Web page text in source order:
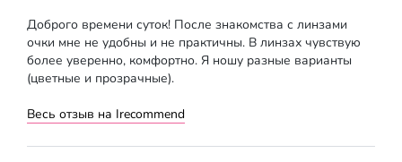
Доброго времени суток! После знакомства с линзами
очки мне не удобны и не практичны. В линзах чувствую
более уверенно, комфортно. Я ношу разные варианты
(цветные и прозрачные).
Весь отзыв на Irecommend